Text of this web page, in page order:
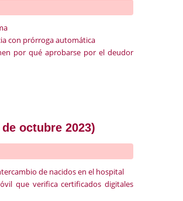
con prórroga automática
por qué aprobarse por el deudor
octubre 2023)
de nacidos en el hospital
que verifica certificados digitales